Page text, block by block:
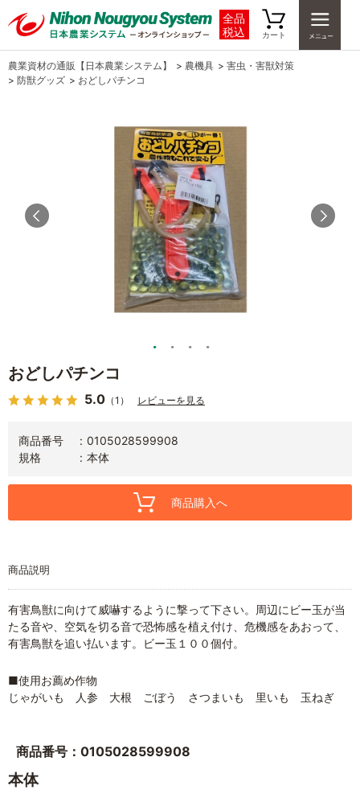
全品
税込
カート
農業資材の通販【日本農業システム】 > 農機具 > 害虫・害獣対策
> 防獣グッズ > おどしパチンコ
おどしパチンコ
5.0 （1） レビューを見る
商品番号
0105028599908
規格
本体
商品購入へ
商品説明
有害鳥獣に向けて威嚇するように撃って下さい。周辺にビー玉が当
たる音や、空気を切る音で恐怖感を植え付け、危機感をあおって、
有害鳥獣を追い払います。ビー玉１００個付。
■使用お薦め作物
じゃがいも 人参 大根 ごぼう さつまいも 里いも 玉ねぎ
商品番号：0105028599908
本体